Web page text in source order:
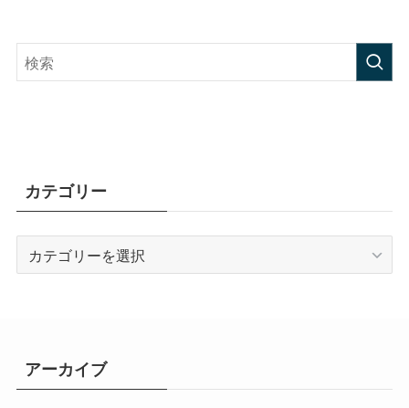
カテゴリー
テ
アーカイブ